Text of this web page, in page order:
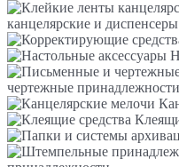
канцелярские и диспенсеры
чертежные принадлежности